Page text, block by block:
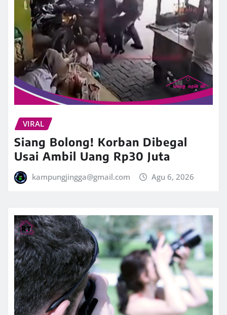
VIRAL
Siang Bolong! Korban Dibegal
Usai Ambil Uang Rp30 Juta
kampungjingga@gmail.com Agu 6, 2026